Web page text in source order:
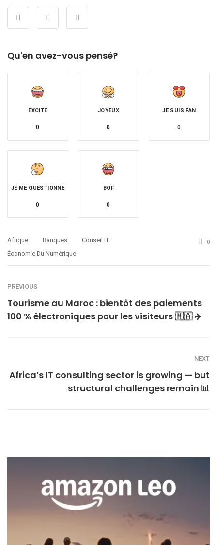
Qu'en avez-vous pensé?
EXCITÉ
0
JOYEUX
0
JE SUIS FAN
0
JE ME QUESTIONNE
0
BOF
0
Afrique Banques
Conseil IT
Économie Du Numérique
0
PREVIOUS
Tourisme au Maroc : bientôt des paiements
100 % électroniques pour les visiteurs 🇲🇦 ✈️
NEXT
Africa’s IT consulting sector is growing — but
structural challenges remain 📊